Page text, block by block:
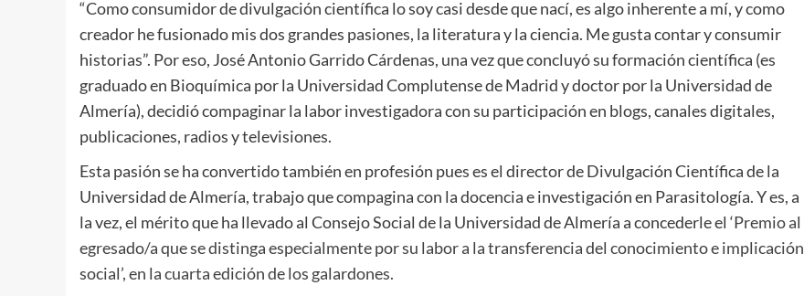
“Como consumidor de divulgación científica lo soy casi desde que nací, es algo inherente a mí, y como
creador he fusionado mis dos grandes pasiones, la literatura y la ciencia. Me gusta contar y consumir
historias”. Por eso, José Antonio Garrido Cárdenas, una vez que concluyó su formación científica (es
graduado en Bioquímica por la Universidad Complutense de Madrid y doctor por la Universidad de
Almería), decidió compaginar la labor investigadora con su participación en blogs, canales digitales,
publicaciones, radios y televisiones.
Esta pasión se ha convertido también en profesión pues es el director de Divulgación Científica de la
Universidad de Almería, trabajo que compagina con la docencia e investigación en Parasitología. Y es, a
la vez, el mérito que ha llevado al Consejo Social de la Universidad de Almería a concederle el ‘Premio al
egresado/a que se distinga especialmente por su labor a la transferencia del conocimiento e implicación
social’, en la cuarta edición de los galardones.